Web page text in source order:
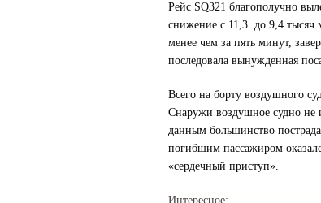
Рейс SQ321 благополучно
снижение с 11,3 до 9,4
менее чем за пять минут,
последовала вынужденная
Всего на борту воздушного
Снаружи воздушное судно не
данным большинство
погибшим пассажиром
«сердечный приступ».
Интересное: